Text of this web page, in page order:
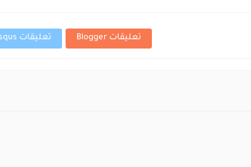
تعليقات Blogger تعليقات Disqus